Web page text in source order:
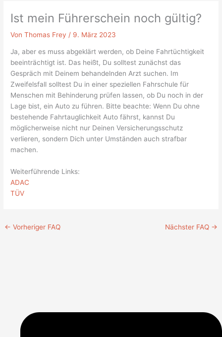
Ist mein Führerschein noch gültig?
VonThomas Frey / 9. März 2023
Ja, aber es muss abgeklärt werden, ob Deine Fahrtüchtigkeit
beeinträchtigt ist. Das heißt, Du solltest zunächst das
Gespräch mit Deinem behandelnden Arzt suchen. Im
Zweifelsfall solltest Du in einer speziellen Fahrschule für
Menschen mit Behinderung prüfen lassen, ob Du noch in der
Lage bist, ein Auto zu führen. Bitte beachte: Wenn Du ohne
bestehende Fahrtauglichkeit Auto fährst, kannst Du
möglicherweise nicht nur Deinen Versicherungsschutz
verlieren, sondern Dich unter Umständen auch strafbar
machen.
Weiterführende Links:
ADAC
TÜV
← Vorheriger FAQ Nächster FAQ →